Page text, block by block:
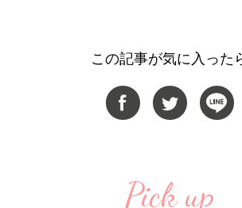
この記事が気に入った
Pick up
夏の必需品〉